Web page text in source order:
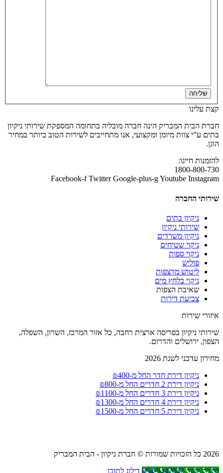
שליחה
קצת עלינו
חברת הבית המבריק הינה חברה מובליה בתחומה המספקת שירותי ניקיון
בתים ע”י צוות מיומן ומקצועי, אנו מתחייבים לשירות הטוב ביותר במחיר
הוגן.
להזמנות חייגו:
1800-800-730
Facebook-f Twitter Google-plus-gYoutube Instagram
שירותי החברה
ניקיון בתים
שירותי ניקיון
ניקיון משרדים
ניקוי שטיחים
ניקוי ספות
פוליש
ליטוש מרצפות
ניקוי בלחץ מים
שאיבת הצפות
צביעת דירות
איזורי שירות
שירותי ניקיון בפריסה ארצית רחבה, כל אזור המרכז, השרון, השפלה,
הצפון, ירושלים והדרום.
מחירון עדכני לשנת 2026
ניקיון דירת חדר החל מ-₪400
ניקיון דירת 2 חדרים החל מ-₪800
ניקיון דירת 3 חדרים החל מ-₪1100
ניקיון דירת 4 חדרים החל מ-₪1300
ניקיון דירת 5 חדרים החל מ-₪1500
2026 כל הזכויות שמורות © חברת ניקיון - הבית המבריק
יצירת קשר 054-9447042
דילוג לתוכן